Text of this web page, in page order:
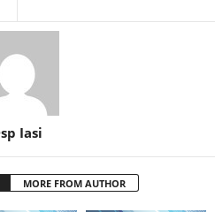
Iasi
MORE FROM AUTHOR